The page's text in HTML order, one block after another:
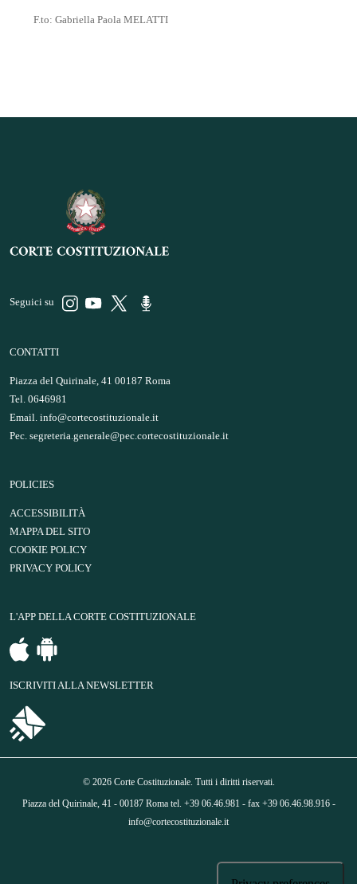
F.to: Gabriella Paola MELATTI
Seguici su
CONTATTI
Piazza del Quirinale, 41 00187 Roma
Tel. 0646981
Email. info@cortecostituzionale.it
Pec. segreteria.generale@pec.cortecostituzionale.it
POLICIES
ACCESSIBILITÀ
MAPPA DEL SITO
COOKIE POLICY
PRIVACY POLICY
L'APP DELLA CORTE COSTITUZIONALE
ISCRIVITI ALLA NEWSLETTER
© 2026 Corte Costituzionale. Tutti i diritti riservati.
Piazza del Quirinale, 41 - 00187 Roma tel. +39 06.46.981 - fax +39 06.46.98.916 -
info@cortecostituzionale.it